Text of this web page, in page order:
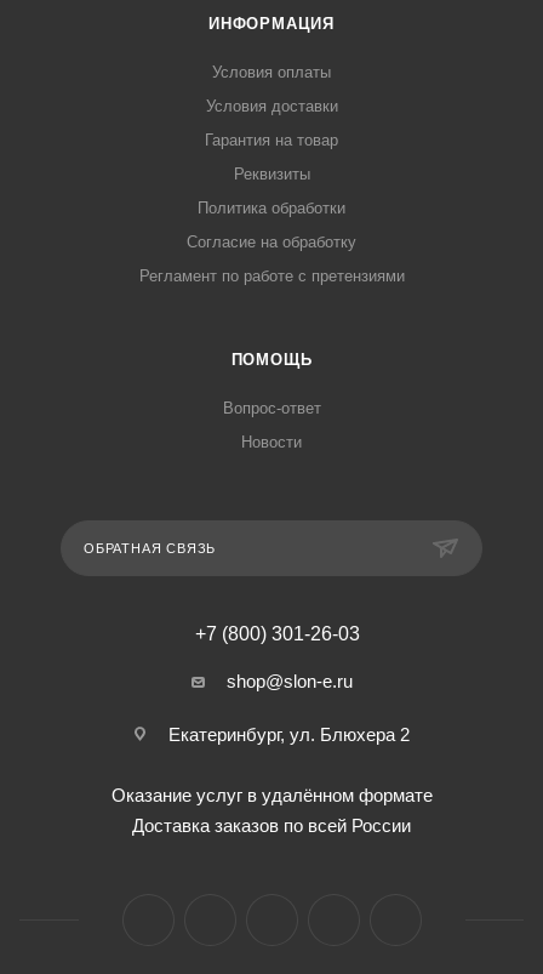
ИНФОРМАЦИЯ
Условия оплаты
Условия доставки
Гарантия на товар
Реквизиты
Политика обработки
Согласие на обработку
Регламент по работе с претензиями
ПОМОЩЬ
Вопрос-ответ
Новости
ОБРАТНАЯ СВЯЗЬ
+7 (800) 301-26-03
shop@slon-e.ru
Екатеринбург, ул. Блюхера 2
Оказание услуг в удалённом формате
Доставка заказов по всей России